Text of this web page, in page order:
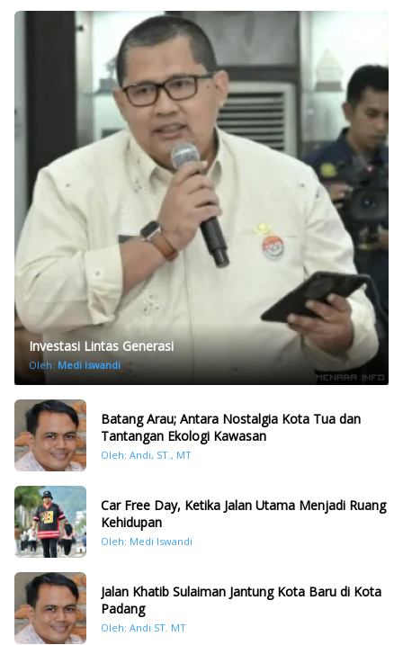
Investasi Lintas Generasi
Oleh: Medi Iswandi
Batang Arau; Antara Nostalgia Kota Tua dan
Tantangan Ekologi Kawasan
Oleh: Andi, ST., MT
Car Free Day, Ketika Jalan Utama Menjadi Ruang
Kehidupan
Oleh: Medi Iswandi
Jalan Khatib Sulaiman Jantung Kota Baru di Kota
Padang
Oleh: Andi ST. MT